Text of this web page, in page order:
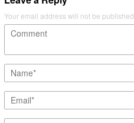
Your email address will not be published.